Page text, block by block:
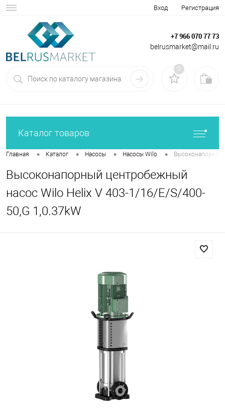
Вход Регистрация
+7 966 070 77 73
belrusmarket@mail.ru
0
Каталог товаров
Главная • Каталог • Насосы • Насосы Wilo • Высоконапорный
Высоконапорный центробежный
насос Wilo Helix V 403-1/16/E/S/400-
50,G 1,0.37kW